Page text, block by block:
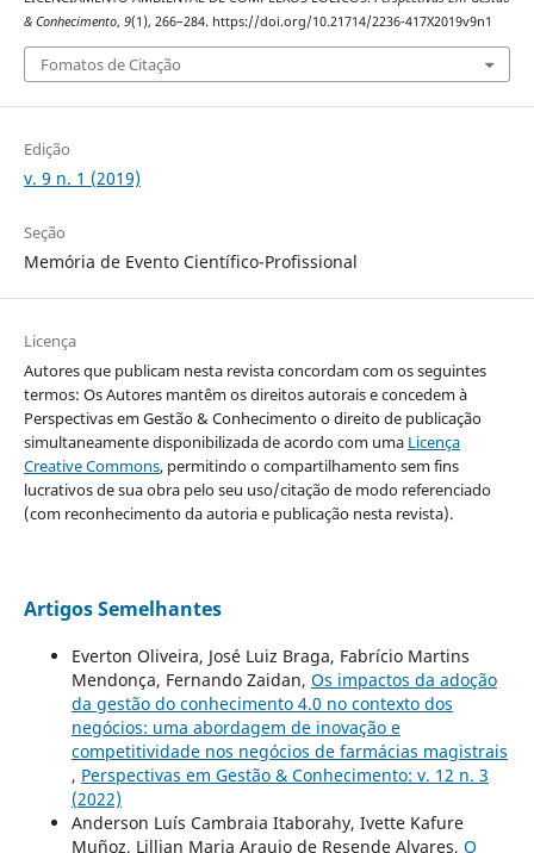
& Conhecimento, 9(1), 266–284. https://doi.org/10.21714/2236-417X2019v9n1
Fomatos de Citação
Edição
v. 9 n. 1 (2019)
Seção
Memória de Evento Científico-Profissional
Licença
Autores que publicam nesta revista concordam com os seguintes
termos: Os Autores mantêm os direitos autorais e concedem à
Perspectivas em Gestão & Conhecimento o direito de publicação
simultaneamente disponibilizada de acordo com uma Licença
Creative Commons, permitindo o compartilhamento sem fins
lucrativos de sua obra pelo seu uso/citação de modo referenciado
(com reconhecimento da autoria e publicação nesta revista).
Artigos Semelhantes
Everton Oliveira, José Luiz Braga, Fabrício Martins
Mendonça, Fernando Zaidan, Os impactos da adoção
da gestão do conhecimento 4.0 no contexto dos
negócios: uma abordagem de inovação e
competitividade nos negócios de farmácias magistrais
, Perspectivas em Gestão & Conhecimento: v. 12 n. 3
(2022)
Anderson Luís Cambraia Itaborahy, Ivette Kafure
Muñoz, Lillian Maria Araujo de Resende Alvares, O